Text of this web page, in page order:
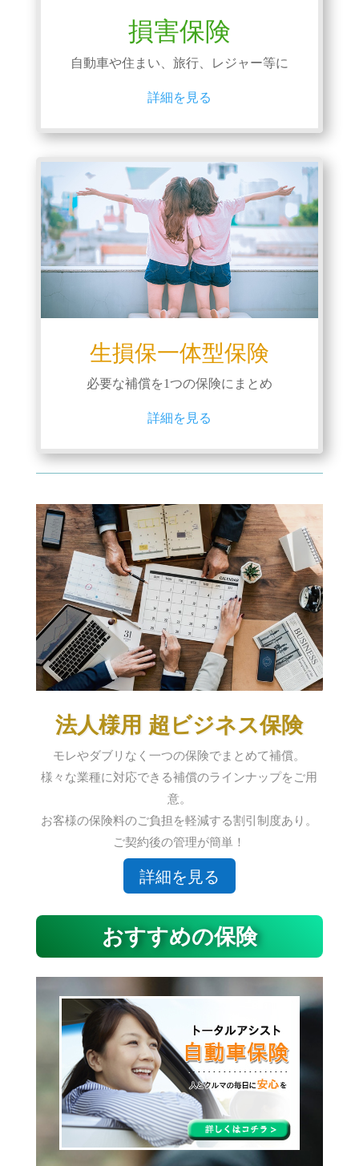
損害保険
自動車や住まい、旅行、レジャー等に
詳細を見る
生損保一体型保険
必要な補償を1つの保険にまとめ
詳細を見る
法人様用 超ビジネス保険
モレやダブリなく一つの保険でまとめて補償。
様々な業種に対応できる補償のラインナップをご用
意。
お客様の保険料のご負担を軽減する割引制度あり。
ご契約後の管理が簡単！
詳細を見る
おすすめの保険